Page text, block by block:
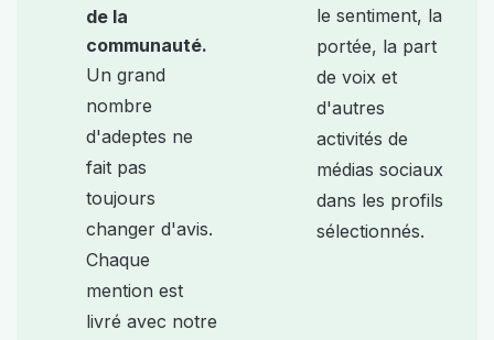
de la
communauté.
Un grand
nombre
d'adeptes ne
fait pas
toujours
changer d'avis.
Chaque
mention est
livré avec notre
le sentiment, la
portée, la part
de voix et
d'autres
activités de
médias sociaux
dans les profils
sélectionnés.